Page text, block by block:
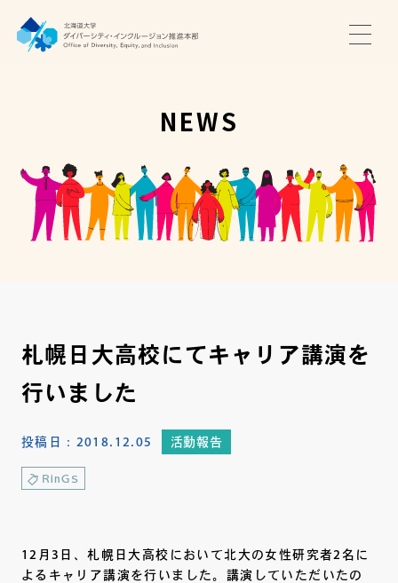
推進本部について
アクセス・お問い合わせ
NEWS
札幌日大高校にてキャリア講演を
行いました
投稿日： 2018.12.05 活動報告
RinGS
12月3日、札幌日大高校において北大の女性研究者2名に
よるキャリア講演を行いました。講演していただいたの